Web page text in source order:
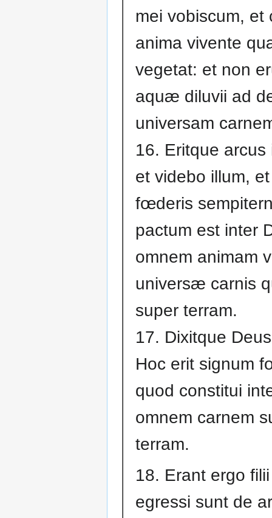
mei vobiscum, et
anima vivente
vegetat: et non
aquæ diluvii ad
universam
16. Eritque arcus
et videbo illum,
fœderis
pactum est inter
omnem animam
universæ carnis
super terram.
17. Dixitque
Hoc erit signum
quod constitui
omnem carnem
terram.
18. Erant ergo
egressi sunt de